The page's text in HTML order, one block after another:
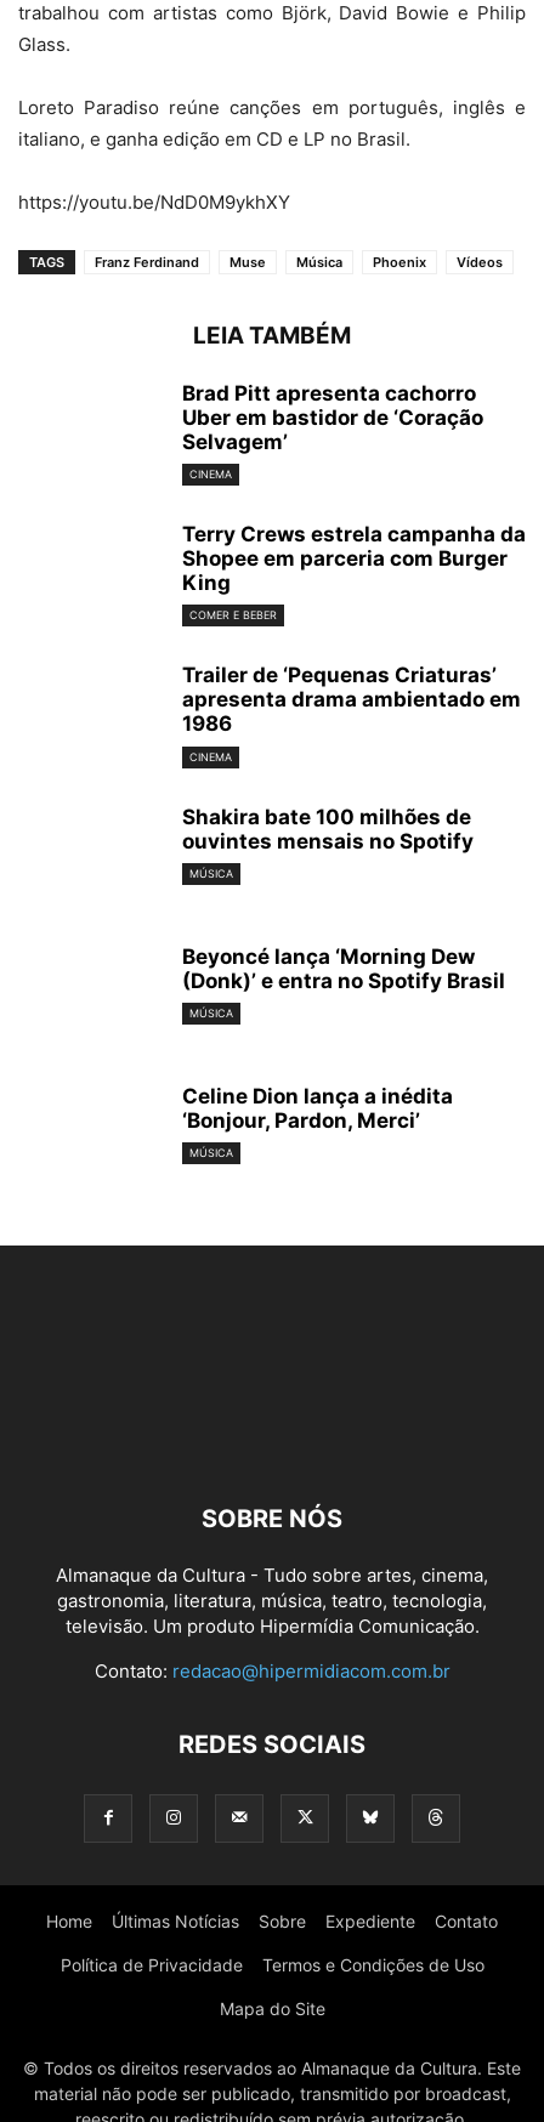
trabalhou com artistas como Björk, David Bowie e Philip
Glass.
Loreto Paradiso reúne canções em português, inglês e
italiano, e ganha edição em CD e LP no Brasil.
https://youtu.be/NdD0M9ykhXY
TAGS Franz Ferdinand Muse Música Phoenix Vídeos
LEIA TAMBÉM
Brad Pitt apresenta cachorro
Uber em bastidor de ‘Coração
Selvagem’
CINEMA
Terry Crews estrela campanha da
Shopee em parceria com Burger
King
COMER E BEBER
Trailer de ‘Pequenas Criaturas’
apresenta drama ambientado em
1986
CINEMA
Shakira bate 100 milhões de
ouvintes mensais no Spotify
MÚSICA
Beyoncé lança ‘Morning Dew
(Donk)’ e entra no Spotify Brasil
MÚSICA
Celine Dion lança a inédita
‘Bonjour, Pardon, Merci’
MÚSICA
SOBRE NÓS
Almanaque da Cultura - Tudo sobre artes, cinema,
gastronomia, literatura, música, teatro, tecnologia,
televisão. Um produto Hipermídia Comunicação.
Contato: redacao@hipermidiacom.com.br
REDES SOCIAIS
Home Últimas Notícias Sobre Expediente Contato
Política de Privacidade Termos e Condições de Uso
Mapa do Site
© Todos os direitos reservados ao Almanaque da Cultura. Este
material não pode ser publicado, transmitido por broadcast,